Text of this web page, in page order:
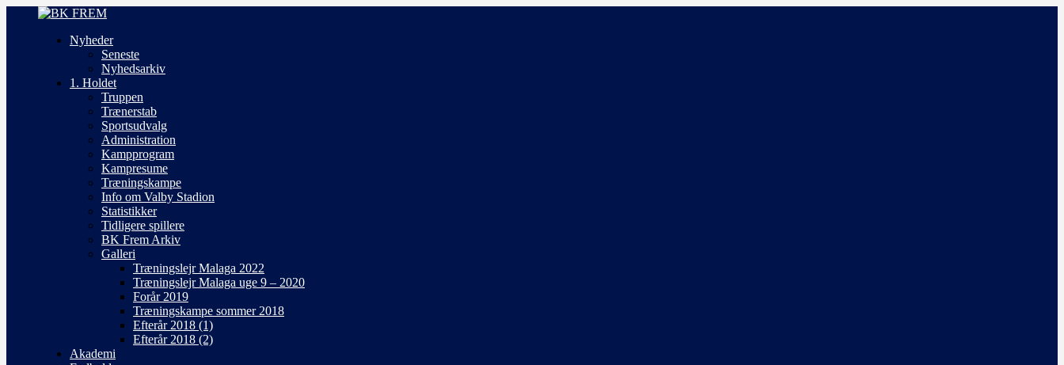
Nyheder
Seneste
Nyhedsarkiv
1. Holdet
Truppen
Trænerstab
Sportsudvalg
Administration
Kampprogram
Kampresume
Træningskampe
Info om Valby Stadion
Statistikker
Tidligere spillere
BK Frem Arkiv
Galleri
Træningslejr Malaga 2022
Træningslejr Malaga uge 9 – 2020
Forår 2019
Træningskampe sommer 2018
Efterår 2018 (1)
Efterår 2018 (2)
Akademi